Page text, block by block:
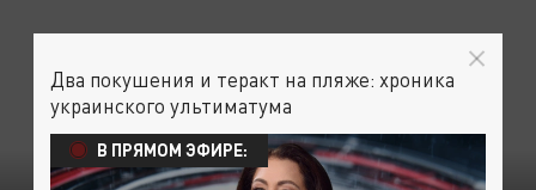
Два покушения и теракт на пляже: хроника
украинского ультиматума
В ПРЯМОМ ЭФИРЕ: